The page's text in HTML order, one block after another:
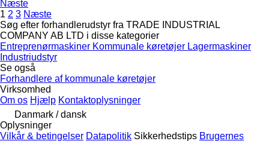
Næste
1 2 3 Næste
Søg efter forhandlerudstyr fra TRADE INDUSTRIAL
COMPANY AB LTD i disse kategorier
Entreprenørmaskiner Kommunale køretøjer Lagermaskiner
Industriudstyr
Se også
Forhandlere af kommunale køretøjer
Virksomhed
Om os Hjælp Kontaktoplysninger
Danmark / dansk
Oplysninger
Vilkår & betingelser Datapolitik Sikkerhedstips Brugernes